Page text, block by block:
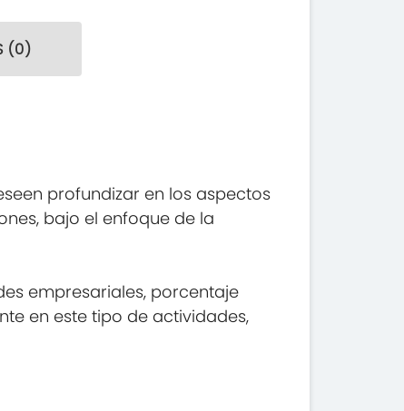
(0)
profundizar en los aspectos
bajo el enfoque de la
empresariales, porcentaje
en este tipo de actividades,